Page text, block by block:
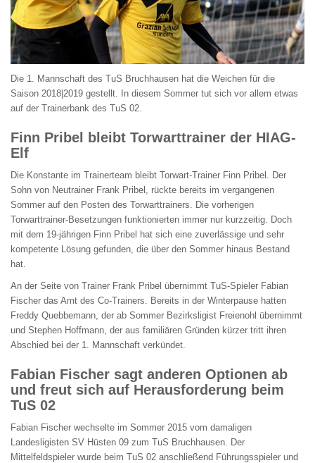
Die 1. Mannschaft des TuS Bruchhausen hat die Weichen für die
Saison 2018|2019 gestellt. In diesem Sommer tut sich vor allem etwas
auf der Trainerbank des TuS 02.
Finn Pribel bleibt Torwarttrainer der HIAG-
Elf
Die Konstante im Trainerteam bleibt Torwart-Trainer Finn Pribel. Der
Sohn von Neutrainer Frank Pribel, rückte bereits im vergangenen
Sommer auf den Posten des Torwarttrainers. Die vorherigen
Torwarttrainer-Besetzungen funktionierten immer nur kurzzeitig. Doch
mit dem 19-jährigen Finn Pribel hat sich eine zuverlässige und sehr
kompetente Lösung gefunden, die über den Sommer hinaus Bestand
hat.
An der Seite von Trainer Frank Pribel übernimmt TuS-Spieler Fabian
Fischer das Amt des Co-Trainers. Bereits in der Winterpause hatten
Freddy Quebbemann, der ab Sommer Bezirksligist Freienohl übernimmt
und Stephen Hoffmann, der aus familiären Gründen kürzer tritt ihren
Abschied bei der 1. Mannschaft verkündet.
Fabian Fischer sagt anderen Optionen ab
und freut sich auf Herausforderung beim
TuS 02
Fabian Fischer wechselte im Sommer 2015 vom damaligen
Landesligisten SV Hüsten 09 zum TuS Bruchhausen. Der
Mittelfeldspieler wurde beim TuS 02 anschließend Führungsspieler und